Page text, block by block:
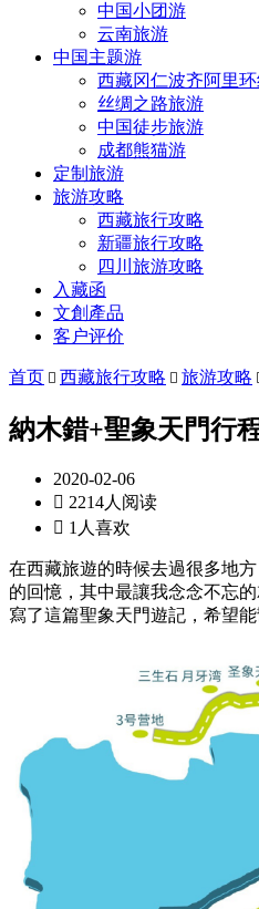
中国小团游
云南旅游
中国主题游
西藏冈仁波齐阿里
丝绸之路旅游
中国徒步旅游
成都熊猫游
定制旅游
旅游攻略
西藏旅行攻略
新疆旅行攻略
四川旅游攻略
入藏函
文創產品
客户评价
首页  西藏旅行攻略  旅游攻略
納木錯+聖象天門行
2020-02-06
 2214人阅读
 1人喜欢
在西藏旅遊的時候去過很多地
的回憶，其中最讓我念念不忘
寫了這篇聖象天門遊記，希望